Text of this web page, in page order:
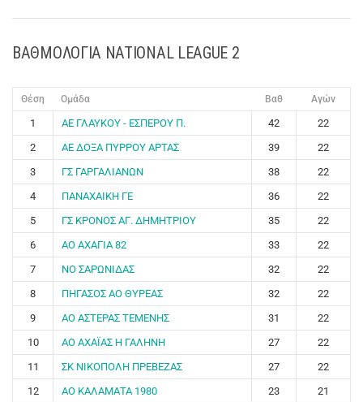
ΒΑΘΜΟΛΟΓΙΑ NATIONAL LEAGUE 2
Θέση Ομάδα Βαθ Αγών
1 ΑΕ ΓΛΑΥΚΟΥ - ΕΣΠΕΡΟΥ Π. 42
22
2
ΑΕ ΔΟΞΑ ΠΥΡΡΟΥ ΑΡΤΑΣ 39
22
3
ΓΣ ΓΑΡΓΑΛΙΑΝΩΝ 38
22
4
ΠΑΝΑΧΑΙΚΗ ΓΕ 36
22
5
ΓΣ ΚΡΟΝΟΣ ΑΓ. ΔΗΜΗΤΡΙΟΥ 35
22
6
ΑΟ ΑΧΑΓΙΑ 82 33
22
7
ΝΟ ΣΑΡΩΝΙΔΑΣ 32
22
8
ΠΗΓΑΣΟΣ ΑΟ ΘΥΡΕΑΣ 32
22
9
ΑΟ ΑΣΤΕΡΑΣ ΤΕΜΕΝΗΣ 31
22
10
ΑΟ ΑΧΑΪΑΣ Η ΓΑΛΗΝΗ 27
22
11
ΣΚ ΝΙΚΟΠΟΛΗ ΠΡΕΒΕΖΑΣ 27
22
12
ΑΟ ΚΑΛΑΜΑΤΑ 1980 23 21